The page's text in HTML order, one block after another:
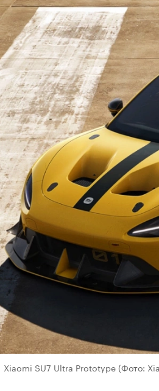
Xiaomi SU7 Ultra Prototype(Фото: